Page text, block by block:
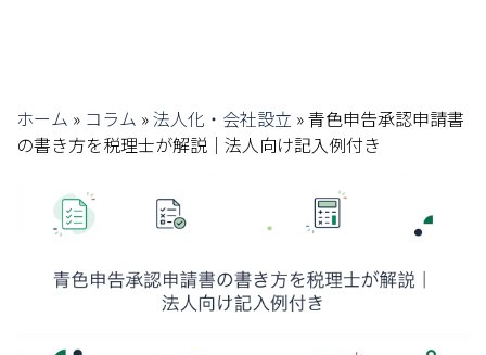
ホーム » コラム »法人化・会社設立 »青色申告承認申請書
の書き方を税理士が解説｜法人向け記入例付き